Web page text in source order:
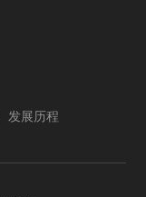
发展历程